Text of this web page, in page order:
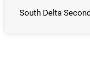
South Delta